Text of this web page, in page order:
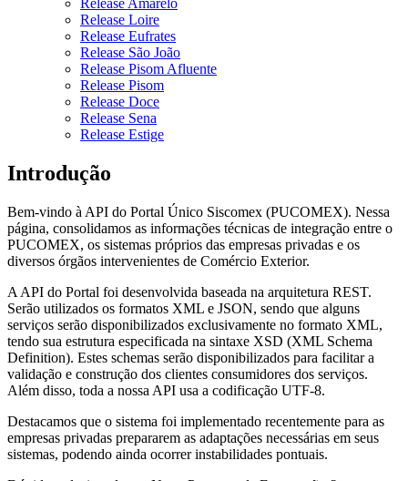
Release Amarelo
Release Loire
Release Eufrates
Release São João
Release Pisom Afluente
Release Pisom
Release Doce
Release Sena
Release Estige
Introdução
Bem-vindo à API do Portal Único Siscomex (PUCOMEX). Nessa
página, consolidamos as informações técnicas de integração entre o
PUCOMEX, os sistemas próprios das empresas privadas e os
diversos órgãos intervenientes de Comércio Exterior.
A API do Portal foi desenvolvida baseada na arquitetura REST.
Serão utilizados os formatos XML e JSON, sendo que alguns
serviços serão disponibilizados exclusivamente no formato XML,
tendo sua estrutura especificada na sintaxe XSD (XML Schema
Definition). Estes schemas serão disponibilizados para facilitar a
validação e construção dos clientes consumidores dos serviços.
Além disso, toda a nossa API usa a codificação UTF-8.
Destacamos que o sistema foi implementado recentemente para as
empresas privadas prepararem as adaptações necessárias em seus
sistemas, podendo ainda ocorrer instabilidades pontuais.